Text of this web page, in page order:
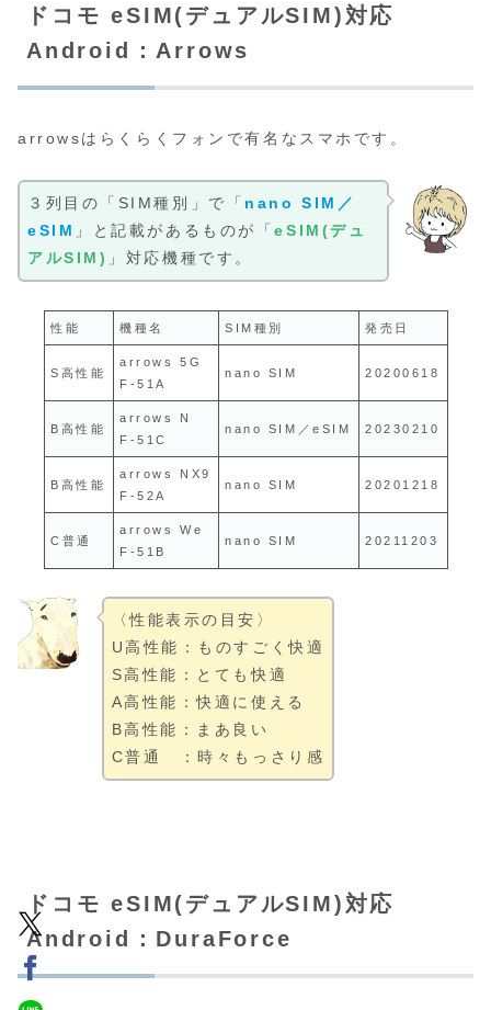
ドコモ eSIM(デュアルSIM)対応
Android：Arrows
arrowsはらくらくフォンで有名なスマホです。
３列目の「SIM種別」で「 nano SIM／
eSIM 」と記載があるものが「eSIM(デュ
アルSIM) 」対応機種です。
性能 機種名 SIM種別 発売日
S高性能
arrows 5G
F-51A
nano SIM 20200618
B高性能
arrows N
F-51C
nano SIM／eSIM 20230210
B高性能
arrows NX9
F-52A
nano SIM 20201218
C普通
arrows We
F-51B
nano SIM 20211203
〈性能表示の目安〉
U高性能：ものすごく快適
S高性能：とても快適
A高性能：快適に使える
B高性能：まあ良い
C普通 ：時々もっさり感
ドコモ eSIM(デュアルSIM)対応
Android：DuraForce